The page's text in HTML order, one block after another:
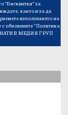
“Бисквитки” за
както и за да
използването на
обновените“Политика
МЕДИЯ ГРУП